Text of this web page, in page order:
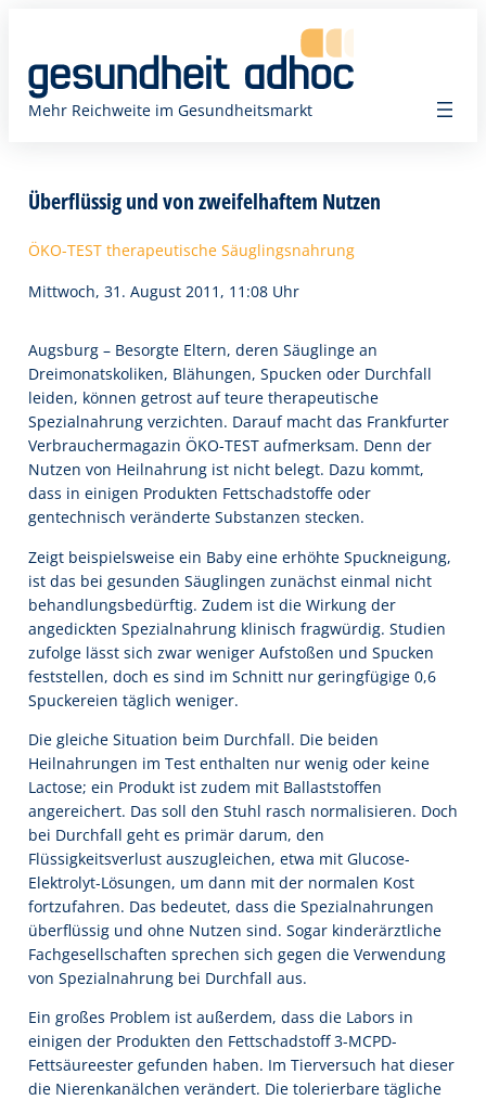
springen
Mehr Reichweite im Gesundheitsmarkt
Überflüssig und von zweifelhaftem Nutzen
ÖKO-TEST therapeutische Säuglingsnahrung
Mittwoch, 31. August 2011, 11:08 Uhr
Augsburg – Besorgte Eltern, deren Säuglinge an
Dreimonatskoliken, Blähungen, Spucken oder Durchfall
leiden, können getrost auf teure therapeutische
Spezialnahrung verzichten. Darauf macht das Frankfurter
Verbrauchermagazin ÖKO-TEST aufmerksam. Denn der
Nutzen von Heilnahrung ist nicht belegt. Dazu kommt,
dass in einigen Produkten Fettschadstoffe oder
gentechnisch veränderte Substanzen stecken.
Zeigt beispielsweise ein Baby eine erhöhte Spuckneigung,
ist das bei gesunden Säuglingen zunächst einmal nicht
behandlungsbedürftig. Zudem ist die Wirkung der
angedickten Spezialnahrung klinisch fragwürdig. Studien
zufolge lässt sich zwar weniger Aufstoßen und Spucken
feststellen, doch es sind im Schnitt nur geringfügige 0,6
Spuckereien täglich weniger.
Die gleiche Situation beim Durchfall. Die beiden
Heilnahrungen im Test enthalten nur wenig oder keine
Lactose; ein Produkt ist zudem mit Ballaststoffen
angereichert. Das soll den Stuhl rasch normalisieren. Doch
bei Durchfall geht es primär darum, den
Flüssigkeitsverlust auszugleichen, etwa mit Glucose-
Elektrolyt-Lösungen, um dann mit der normalen Kost
fortzufahren. Das bedeutet, dass die Spezialnahrungen
überflüssig und ohne Nutzen sind. Sogar kinderärztliche
Fachgesellschaften sprechen sich gegen die Verwendung
von Spezialnahrung bei Durchfall aus.
Ein großes Problem ist außerdem, dass die Labors in
einigen der Produkten den Fettschadstoff 3-MCPD-
Fettsäureester gefunden haben. Im Tierversuch hat dieser
die Nierenkanälchen verändert. Die tolerierbare tägliche